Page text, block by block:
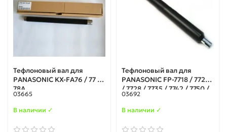
Тефлоновый вал для
PANASONIC KX-FA76 / 77 /
78A
03665
В наличии ✓
Тефлоновый вал для
PANASONIC FP-7718 / 7722
/ 7728 / 7735 / 7742 / 7750 /
7752 / 7818 / 7824
03692
В наличии ✓